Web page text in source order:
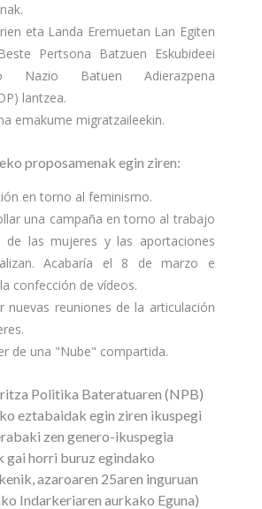
eta Landa Eremuetan Lan Egiten
Pertsona Batzuen Eskubideei
Nazio Batuen Adierazpena
lantzea.
emakume migratzaileekin.
proposamenak egin ziren:
en torno al feminismo.
una campaña en torno al trabajo
de las mujeres y las aportaciones
Acabaría el 8 de marzo e
confección de vídeos.
nuevas reuniones de la articulación
de una "Nube" compartida.
Politika Bateratuaren (NPB)
eztabaidak egin ziren ikuspegi
zen genero-ikuspegia
gai horri buruz egindako
azaroaren 25aren inguruan
Indarkeriaren aurkako Eguna)